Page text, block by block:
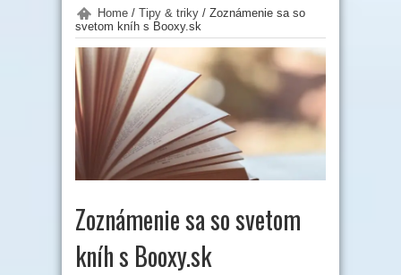
Home / Tipy & triky / Zoznámenie sa so
svetom kníh s Booxy.sk
Zoznámenie sa so svetom
kníh s Booxy.sk